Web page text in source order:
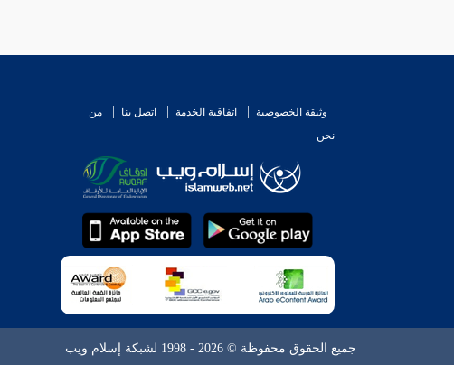
وثيقة الخصوصية اتفاقية الخدمة اتصل بنا
من
نحن
جميع الحقوق محفوظة © 2026 - 1998 لشبكة إسلام ويب